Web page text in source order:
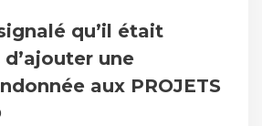
qu’il était
une
aux PROJETS